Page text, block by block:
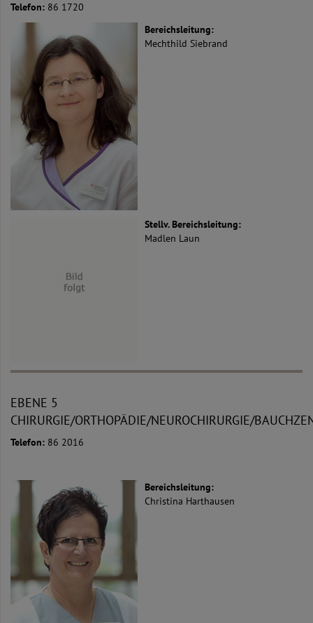
Telefon: 86 1720
Bereichsleitung:
Mechthild Siebrand
Stellv. Bereichsleitung:
Madlen Laun
EBENE 5
CHIRURGIE/ORTHOPÄDIE/NEUROCHIRURGIE/
Telefon: 86 2016
Bereichsleitung:
Christina Harthausen